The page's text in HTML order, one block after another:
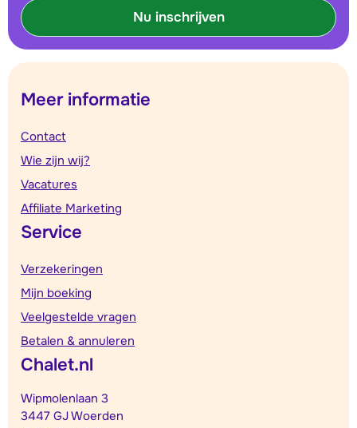
Nu inschrijven
Meer informatie
Contact
Wie zijn wij?
Vacatures
Affiliate Marketing
Service
Verzekeringen
Mijn boeking
Veelgestelde vragen
Betalen & annuleren
Chalet.nl
Wipmolenlaan 3
3447 GJ Woerden